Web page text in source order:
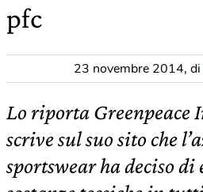
pfc
23 novembre 2014, di
Lo riporta Greenpeace
scrive sul suo sito che
sportswear ha deciso